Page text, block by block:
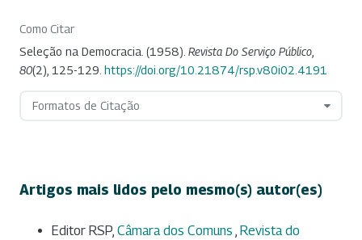
Como Citar
Seleção na Democracia. (1958). Revista Do Serviço Público
80(2), 125-129. https://doi.org/10.21874/rsp.v80i02.4191
Formatos de Citação
Artigos mais lidos pelo mesmo(s) autor(es)
Editor RSP, Câmara dos Comuns , Revista do